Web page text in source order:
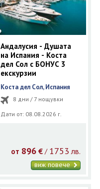
Андалусия - Душата
на Испания - Коста
дел Сол с БОНУС 3
екскурзии
Коста дел Сол, Испания
8 дни / 7 нощувки
Дати от: 08.08.2026 г.
от 896 € / 1753 лв.
виж повече